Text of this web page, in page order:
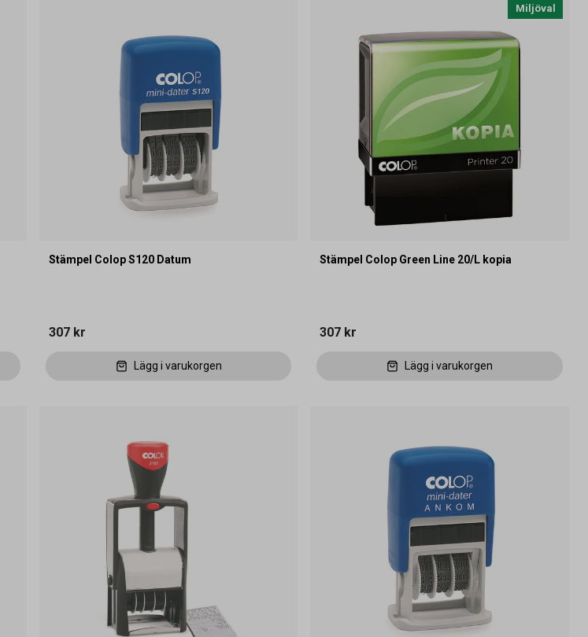
Stämpel Colop S120 Datum
307 kr
Lägg i varukorgen
Miljöval
Stämpel Colop Green Line 20/L kopia
307 kr
Lägg i varukorgen